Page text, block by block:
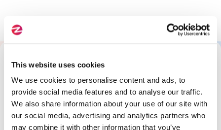
This website uses cookies
We use cookies to personalise content and ads, to
provide social media features and to analyse our traffic.
We also share information about your use of our site with
our social media, advertising and analytics partners who
may combine it with other information that you’ve
Initiation conteneurs
All About This Training
The Program